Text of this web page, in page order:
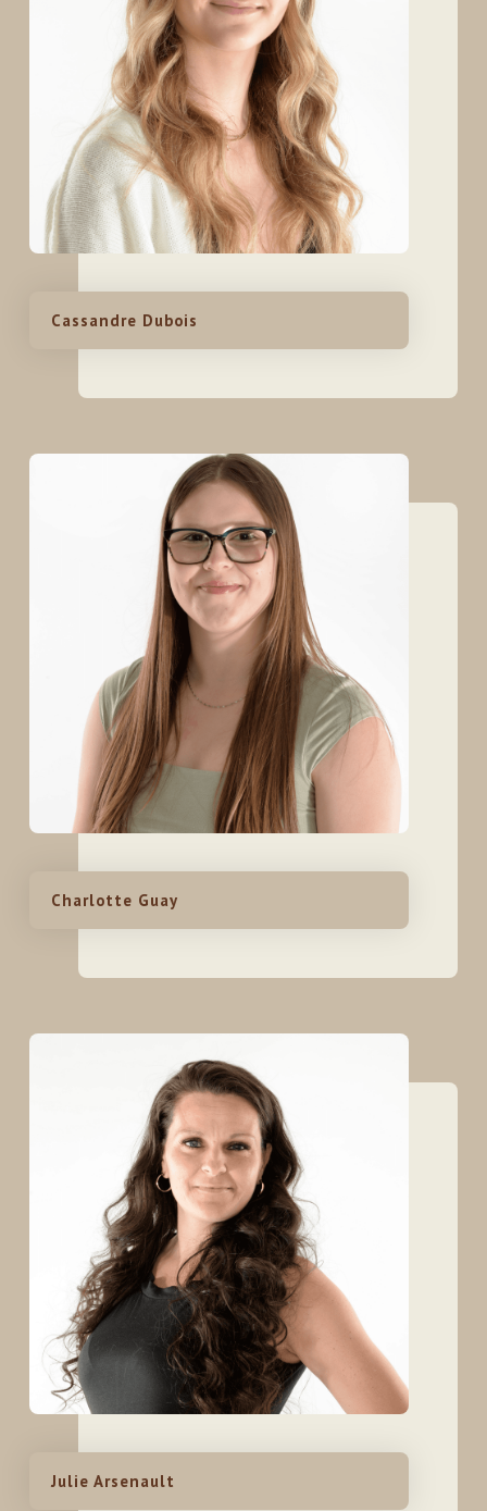
Cassandre Dubois
Charlotte Guay
Julie Arsenault